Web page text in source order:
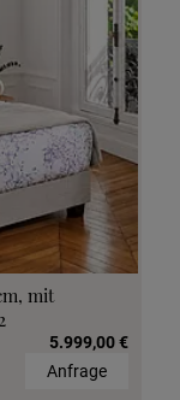
mit
5.999,00 €
Anfrage